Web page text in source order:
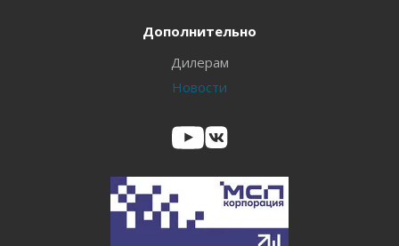
Дополнительно
Дилерам
Новости